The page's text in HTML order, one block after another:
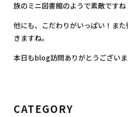
族のミニ図書館のようで素敵ですね
他にも、こだわりがいっぱい！ま
きますね。
本日もblog訪問ありがとうございま
CATEGORY